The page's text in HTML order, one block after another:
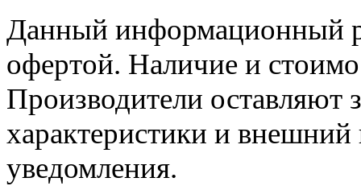
Данный информационный
офертой. Наличие и
Производители оставляют
характеристики и внешний
уведомления.